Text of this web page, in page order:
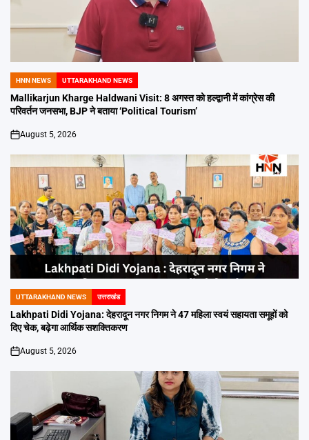
POSTED
IN
HNN NEWS UTTARAKHAND NEWS
Mallikarjun Kharge Haldwani Visit: 8 अगस्त को हल्द्वानी में कांग्रेस की
परिवर्तन जनसभा, BJP ने बताया ‘Political Tourism’
on
August 5, 2026
POSTED
IN
UTTARAKHAND NEWS उत्तराखंड
Lakhpati Didi Yojana: देहरादून नगर निगम ने 47 महिला स्वयं सहायता समूहों को
दिए चेक, बढ़ेगा आर्थिक सशक्तिकरण
on
August 5, 2026